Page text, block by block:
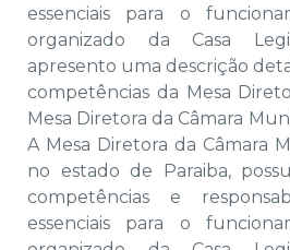
essenciais para o
organizado da Casa
apresento uma descrição
competências da Mesa
Mesa Diretora da Câmara
A Mesa Diretora da Câmara
no estado de Paraiba,
competências e
essenciais para o